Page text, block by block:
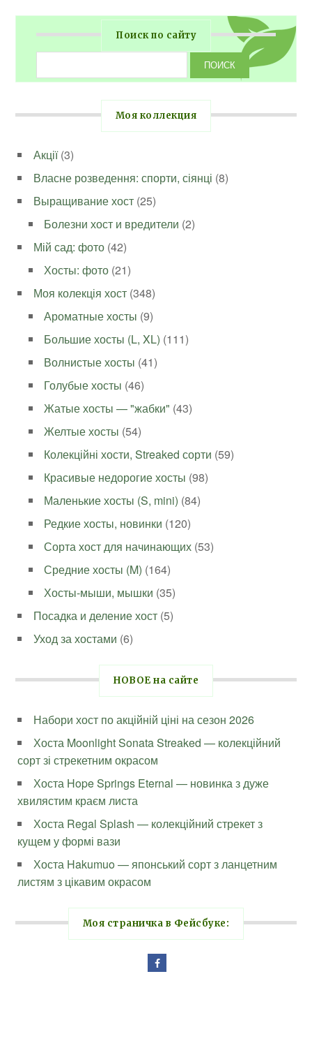
Поиск по сайту
Моя коллекция
Акції(3)
Власне розведення: спорти, сіянці (8)
Выращивание хост (25)
Болезни хост и вредители (2)
Мій сад: фото (42)
Хосты: фото (21)
Моя колекція хост (348)
Ароматные хосты (9)
Большие хосты (L, XL) (111)
Волнистые хосты (41)
Голубые хосты (46)
Жатые хосты — "жабки" (43)
Желтые хосты (54)
Колекційні хости, Streaked сорти (59)
Красивые недорогие хосты (98)
Маленькие хосты (S, mini) (84)
Редкие хосты, новинки (120)
Сорта хост для начинающих (53)
Средние хосты (M) (164)
Хосты-мыши, мышки (35)
Посадка и деление хост (5)
Уход за хостами (6)
НОВОЕ на сайте
Набори хост по акційній ціні на сезон 2026
Хоста Moonlight Sonata Streaked — колекційний
сорт зі стрекетним окрасом
Хоста Hope Springs Eternal — новинка з дуже
хвилястим краєм листа
Хоста Regal Splash — колекційний стрекет з
кущем у формі вази
Хоста Hakumuo — японський сорт з ланцетним
листям з цікавим окрасом
Моя страничка в Фейсбуке: